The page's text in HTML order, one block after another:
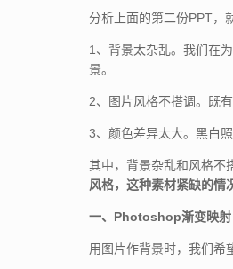
分析上面的第二份PPT，
1、背景太杂乱。我们在
景。
2、图片风格不搭调。既
3、颜色差异太大。黑白
其中，背景杂乱和风格不
风格，这种素材紧缺的情
一、Photoshop渐变映射
用图片作背景时，我们希